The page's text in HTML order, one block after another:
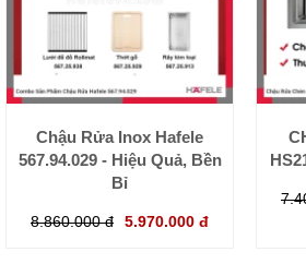
Chậu Rửa Inox Hafele
567.94.029 - Hiệu Quả, Bền
Bỉ
8.860.000 đ 5.970.000 đ